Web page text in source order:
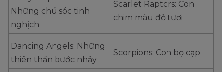
Những chú sóc tinh
nghịch
Scarlet Raptors: Con
chim màu đỏ tươi
Dancing Angels: Những
thiên thần bước nhảy
Scorpions: Con bọ cạp